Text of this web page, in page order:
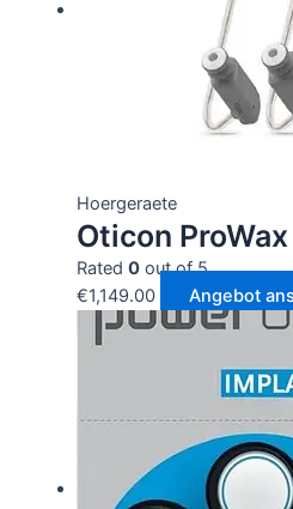
Hoergeraete
Oticon
Rated 0out of 5
€1,149.00 Angebot